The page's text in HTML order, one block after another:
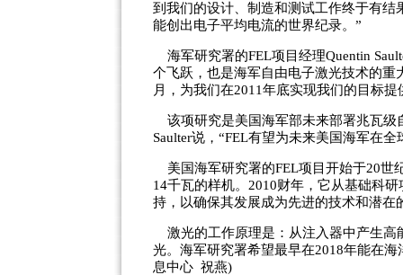
到我们的设计、制造和测试工作终于有
能创出电子平均电流的世界纪录。”
海军研究署的FEL项目经理Quentin
个飞跃，也是海军自由电子激光技术的重
月，为我们在2011年底实现我们的目标提
该项研究是美国海军部未来部署兆瓦级
Saulter说，“FEL有望为未来美国海军在
美国海军研究署的FEL项目开始于20世
14千瓦的样机。2010财年，它从基础科
持，以确保其发展成为先进的技术和潜在
激光的工作原理是：从注入器中产生高
光。海军研究署希望最早在2018年能在
息中心 祝燕)